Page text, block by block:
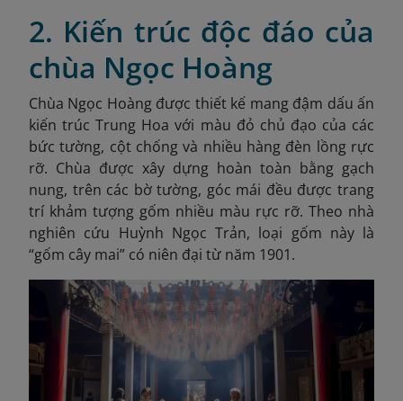
2. Kiến trúc độc đáo của
chùa Ngọc Hoàng
Chùa Ngọc Hoàng được thiết kế mang đậm dấu ấn
kiến trúc Trung Hoa với màu đỏ chủ đạo của các
bức tường, cột chống và nhiều hàng đèn lồng rực
rỡ. Chùa được xây dựng hoàn toàn bằng gạch
nung, trên các bờ tường, góc mái đều được trang
trí khảm tượng gốm nhiều màu rực rỡ. Theo nhà
nghiên cứu Huỳnh Ngọc Trản, loại gốm này là
“gốm cây mai” có niên đại từ năm 1901.